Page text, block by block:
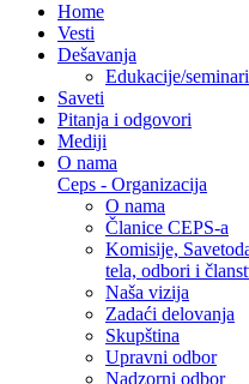
Home
Vesti
Dešavanja
Edukacije/seminari
Saveti
Pitanja i odgovori
Mediji
O nama
Ceps - Organizacija
O nama
Članice CEPS-a
Komisije,
tela, odbori i
Naša vizija
Zadaći delovanja
Skupština
Upravni odbor
Nadzorni odbor